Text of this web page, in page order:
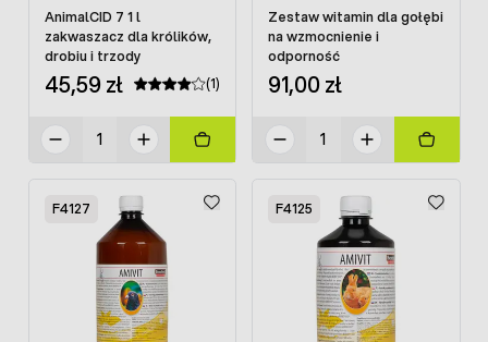
AnimalCID 7 1 l
zakwaszacz dla królików,
drobiu i trzody
45,59 zł (1)
Zestaw witamin dla gołębi
na wzmocnienie i
odporność
91,00 zł
F4127 F4125